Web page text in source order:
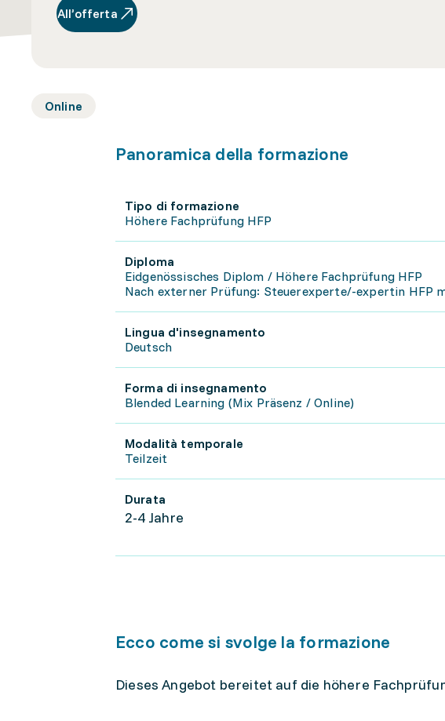
All’offerta
Online
Panoramica della formazione
Tipo di formazione
Höhere Fachprüfung HFP
Diploma
Eidgenössisches Diplom / Höhere Fachprüfung HFP
Nach externer Prüfung: Steuerexperte/-expertin HFP
Lingua d'insegnamento
Deutsch
Forma di insegnamento
Blended Learning (Mix Präsenz / Online)
Modalità temporale
Teilzeit
Durata
2-4 Jahre
Ecco come si svolge la formazione
Dieses Angebot bereitet auf die höhere